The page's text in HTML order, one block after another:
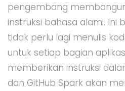
pengembang
instruksi bahasa alami. Ini
tidak perlu lagi menulis
untuk setiap bagian
memberikan instruksi
dan GitHub Spark akan